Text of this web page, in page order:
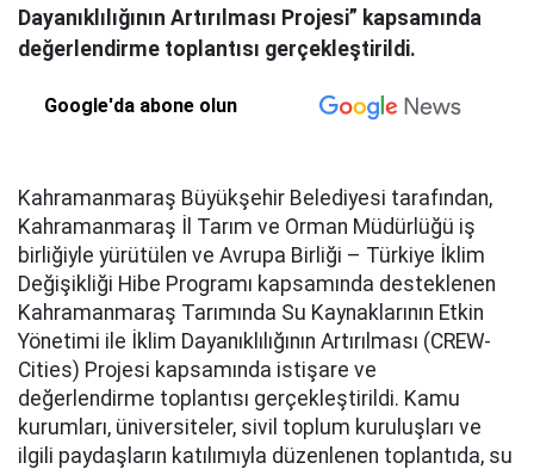
Dayanıklılığının Artırılması Projesi” kapsamında
değerlendirme toplantısı gerçekleştirildi.
Google'da abone olun
Kahramanmaraş Büyükşehir Belediyesi tarafından,
Kahramanmaraş İl Tarım ve Orman Müdürlüğü iş
birliğiyle yürütülen ve Avrupa Birliği – Türkiye İklim
Değişikliği Hibe Programı kapsamında desteklenen
Kahramanmaraş Tarımında Su Kaynaklarının Etkin
Yönetimi ile İklim Dayanıklılığının Artırılması (CREW-
Cities) Projesi kapsamında istişare ve
değerlendirme toplantısı gerçekleştirildi. Kamu
kurumları, üniversiteler, sivil toplum kuruluşları ve
ilgili paydaşların katılımıyla düzenlenen toplantıda, su